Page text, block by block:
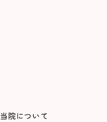
当院について